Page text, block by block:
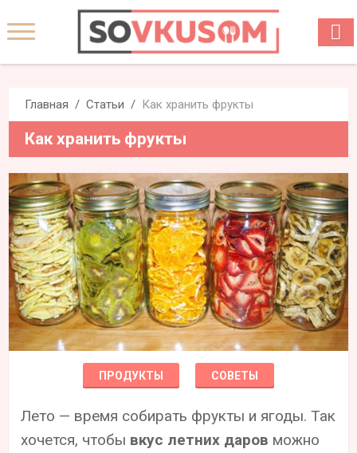
Главная Статьи Как хранить фрукты
Как хранить фрукты
ПРОДУКТЫ СОВЕТЫ
Лето — время собирать фрукты и ягоды. Так
хочется, чтобы вкус летних даров можно